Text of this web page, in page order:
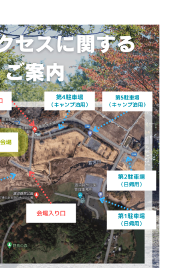
春夏キャンプ
山間キャンプ
川辺キャンプ
利用規約
プライバシーポリシー